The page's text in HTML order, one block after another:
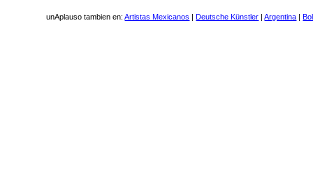
unAplauso tambien en:Artistas Mexicanos |Deutsche Künstler |Argentina |